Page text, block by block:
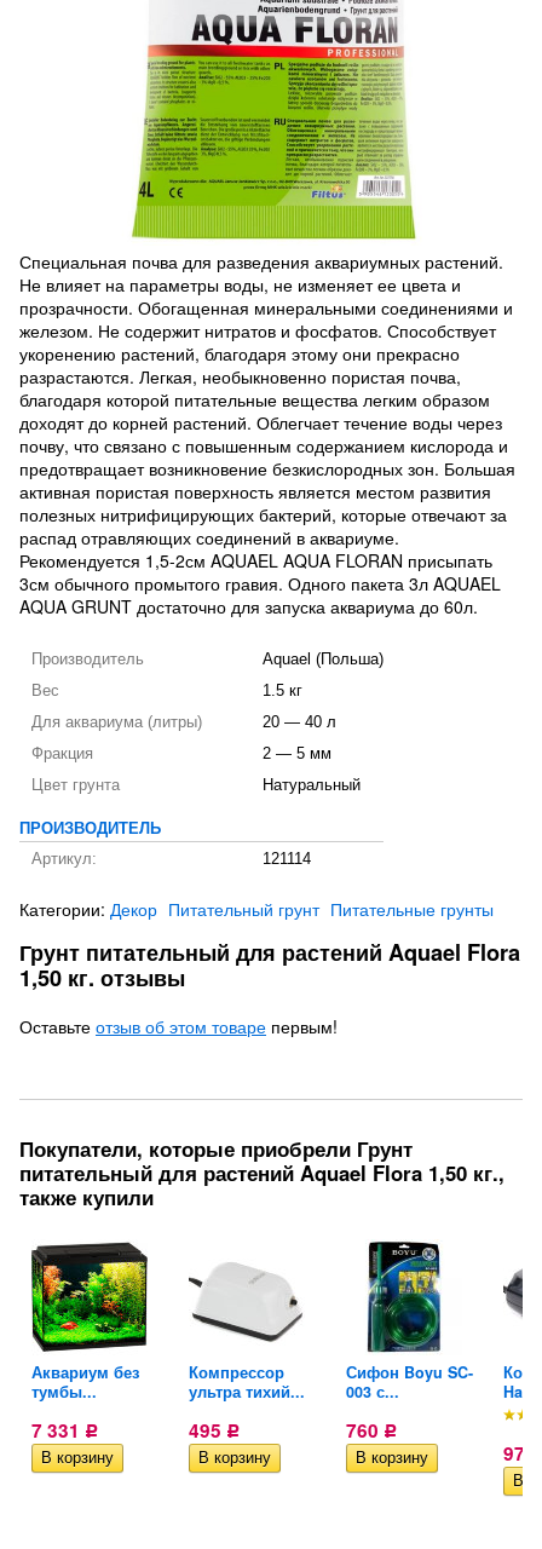
Специальная почва для разведения аквариумных растений.
Не влияет на параметры воды, не изменяет ее цвета и
прозрачности. Обогащенная минеральными соединениями и
железом. Не содержит нитратов и фосфатов. Способствует
укоренению растений, благодаря этому они прекрасно
разрастаются. Легкая, необыкновенно пористая почва,
благодаря которой питательные вещества легким образом
доходят до корней растений. Облегчает течение воды через
почву, что связано с повышенным содержанием кислорода и
предотвращает возникновение безкислородных зон. Большая
активная пористая поверхность является местом развития
полезных нитрифицирующих бактерий, которые отвечают за
распад отравляющих соединений в аквариуме.
Рекомендуется 1,5-2см AQUAEL AQUA FLORAN присыпать
3см обычного промытого гравия. Одного пакета 3л AQUAEL
AQUA GRUNT достаточно для запуска аквариума до 60л.
Производитель
Aquael (Польша)
Вес
1.5 кг
Для аквариума (литры)
20 — 40 л
Фракция
2 — 5 мм
Цвет грунта
Натуральный
ПРОИЗВОДИТЕЛЬ
Артикул:
121114
Категории: Декор Питательный грунт Питательные грунты
Грунт питательный для растений Aquael Flora
1,50 кг. отзывы
Оставьте отзыв об этом товаре первым!
Покупатели, которые приобрели Грунт
питательный для растений Aquael Flora 1,50 кг.,
также купили
Аквариум без
тумбы...
7 331 Р
Компрессор
ультра тихий...
495 Р
Сифон Boyu SC-
003 с...
760 Р
974